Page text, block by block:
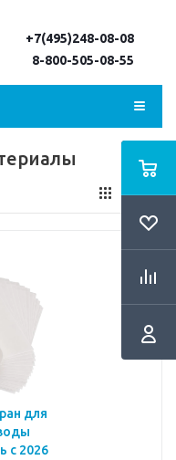
+7(495)248-08-08
8-800-505-08-55
для
с 2026